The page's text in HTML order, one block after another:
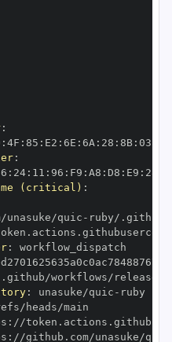
:
: 4F : 85 : E2 : 6E : 6A : 28 : 8B: 03
:
: 24: 11 : 96 : F9 : A8 : D8 : E9 : 28
(critical) :
quic -
:
: unasuke/quic -
:
: //github.com/unasuke/quic